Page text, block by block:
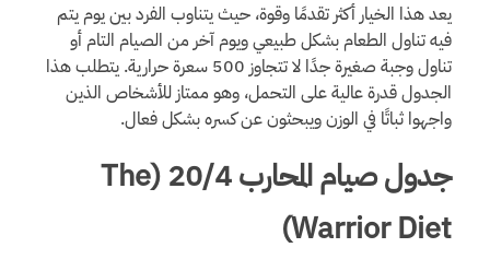
يعد هذا الخيار أكثر تقدمًا وقوة، حيث يتناوب الفرد بين يوم يتم
فيه تناول الطعام بشكل طبيعي ويوم آخر من الصيام التام أو
تناول وجبة صغيرة جدًا لا تتجاوز 500 سعرة حرارية. يتطلب هذا
الجدول قدرة عالية على التحمل، وهو ممتاز للأشخاص الذين
واجهوا ثباتًا في الوزن ويبحثون عن كسره بشكل فعال.
جدول صيام المحارب 20/4 (The
Warrior Diet)